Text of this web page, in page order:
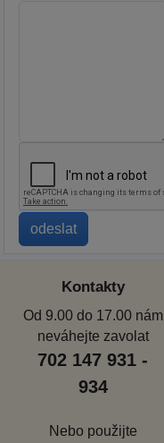
Kontakty
Od 9.00 do 17.00 nám
neváhejte zavolat
702 147 931 -
934
Nebo použijte